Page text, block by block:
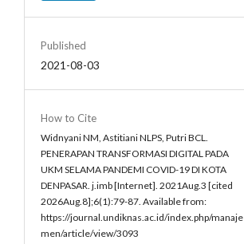
Published
2021-08-03
How to Cite
Widnyani NM, Astitiani NLPS, Putri BCL.
PENERAPAN TRANSFORMASI DIGITAL PADA
UKM SELAMA PANDEMI COVID-19 DI KOTA
DENPASAR. j.imb [Internet]. 2021Aug.3 [cited
2026Aug.8];6(1):79-87. Available from:
https://journal.undiknas.ac.id/index.php/manaje
men/article/view/3093